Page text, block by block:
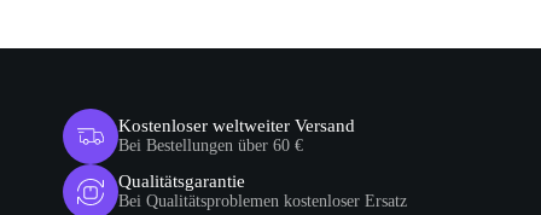
Kostenloser weltweiter Versand
Bei Bestellungen über 60 €
Qualitätsgarantie
Bei Qualitätsproblemen kostenloser Ersatz